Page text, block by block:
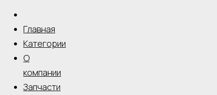
Главная
Категории
О
компании
Запчасти